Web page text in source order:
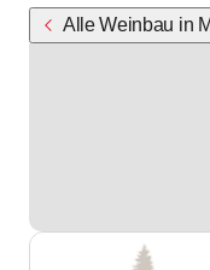
Alle Weinbau in